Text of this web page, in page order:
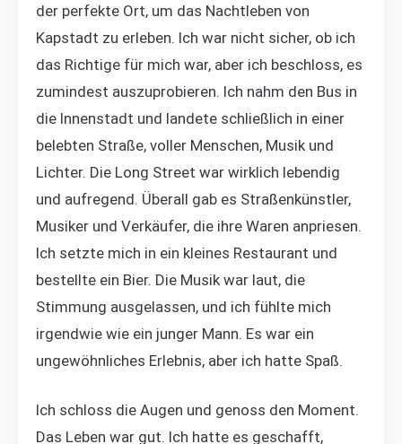
der perfekte Ort, um das Nachtleben von
Kapstadt zu erleben. Ich war nicht sicher, ob ich
das Richtige für mich war, aber ich beschloss, es
zumindest auszuprobieren. Ich nahm den Bus in
die Innenstadt und landete schließlich in einer
belebten Straße, voller Menschen, Musik und
Lichter. Die Long Street war wirklich lebendig
und aufregend. Überall gab es Straßenkünstler,
Musiker und Verkäufer, die ihre Waren anpriesen.
Ich setzte mich in ein kleines Restaurant und
bestellte ein Bier. Die Musik war laut, die
Stimmung ausgelassen, und ich fühlte mich
irgendwie wie ein junger Mann. Es war ein
ungewöhnliches Erlebnis, aber ich hatte Spaß.
Ich schloss die Augen und genoss den Moment.
Das Leben war gut. Ich hatte es geschafft,